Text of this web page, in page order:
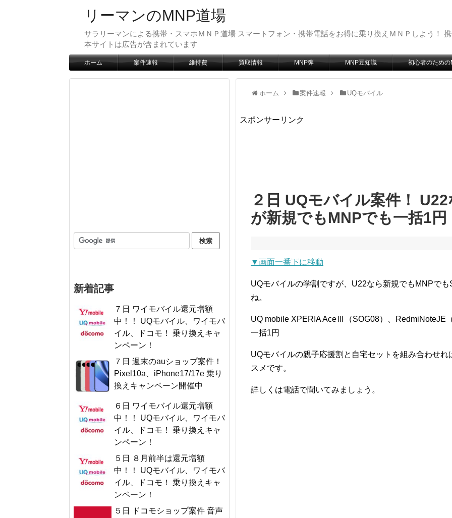
リーマンのMNP道場
サラリーマンによる携帯・スマホＭＮＰ道場 スマートフォン・携帯電話をお得に乗り換えＭＮＰしよう！
本サイトは広告が含まれています
ホーム 案件速報 維持費 買取情報 MNP弾 MNP豆知識 初心者のための
ホーム 案件速報 UQモバイル
スポンサーリンク
２日 UQモバイル案件！
が新規でもMNPでも一括1円
▼画面一番下に移動
UQモバイルの学割ですが、U22なら新規でもMNPで
ね。
UQ mobile XPERIA AceⅢ（SOG08）、RedmiNoteJE
一括1円
UQモバイルの親子応援割と自宅セットを組み合わせ
スメです。
詳しくは電話で聞いてみましょう。
新着記事
７日 ワイモバイル還元増額
中！！ UQモバイル、ワイモバ
イル、ドコモ！ 乗り換えキャ
ンペーン！
７日 週末のauショップ案件！
Pixel10a、iPhone17/17e 乗り
換えキャンペーン開催中
６日 ワイモバイル還元増額
中！！ UQモバイル、ワイモバ
イル、ドコモ！ 乗り換えキャ
ンペーン！
５日 ８月前半は還元増額
中！！ UQモバイル、ワイモバ
イル、ドコモ！ 乗り換えキャ
ンペーン！
５日 ドコモショップ案件 音声